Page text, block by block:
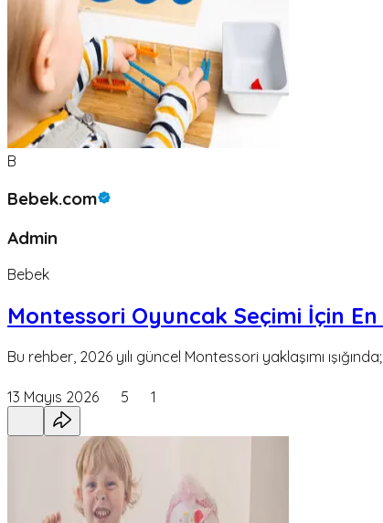
B
Bebek.com
Admin
Bebek
Montessori Oyuncak Seçimi İçin
Bu rehber, 2026 yılı güncel Montessori yaklaşımı
13 Mayıs 2026 5 1